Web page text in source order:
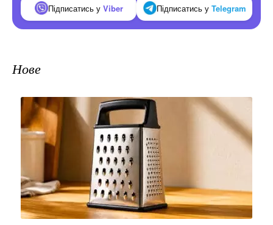
Підписатись у Viber Підписатись у Telegram
Нове